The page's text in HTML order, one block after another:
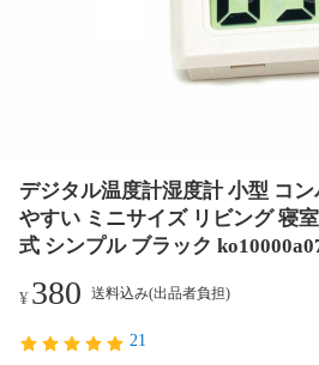
デジタル温度計湿度計 小型 コ
やすい ミニサイズ リビング 寝
式 シンプル ブラック
¥380 送料込み(出品者負担)
21